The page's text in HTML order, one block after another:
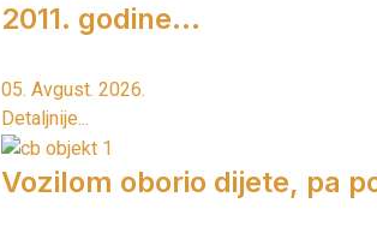
2011. godine...
05. Avgust. 2026.
Detaljnije...
Vozilom oborio dijete, pa